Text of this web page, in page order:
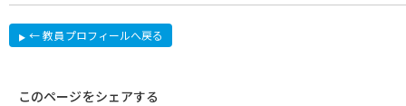
← 教員プロフィールへ戻る
このページをシェアする